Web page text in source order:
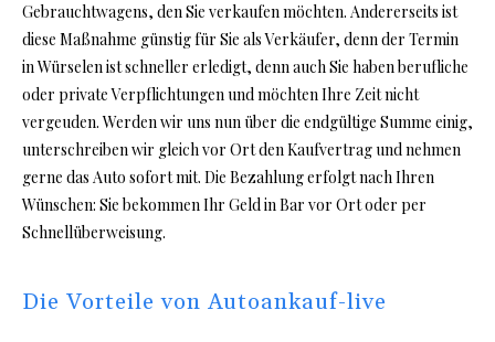
Gebrauchtwagens, den Sie verkaufen möchten. Andererseits ist
diese Maßnahme günstig für Sie als Verkäufer, denn der Termin
in Würselen ist schneller erledigt, denn auch Sie haben berufliche
oder private Verpflichtungen und möchten Ihre Zeit nicht
vergeuden. Werden wir uns nun über die endgültige Summe einig,
unterschreiben wir gleich vor Ort den Kaufvertrag und nehmen
gerne das Auto sofort mit. Die Bezahlung erfolgt nach Ihren
Wünschen: Sie bekommen Ihr Geld in Bar vor Ort oder per
Schnellüberweisung.
Die Vorteile von Autoankauf-live